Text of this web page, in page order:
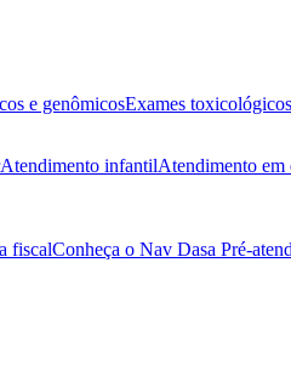
e genômicosExames toxicológicos
Atendimento infantilAtendimento em
fiscalConheça o Nav Dasa Pré-